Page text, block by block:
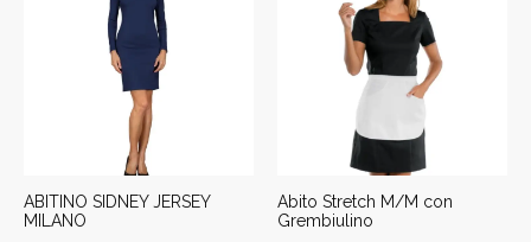
ABITINO SIDNEY JERSEY
MILANO
Abito Stretch M/M con
Grembiulino